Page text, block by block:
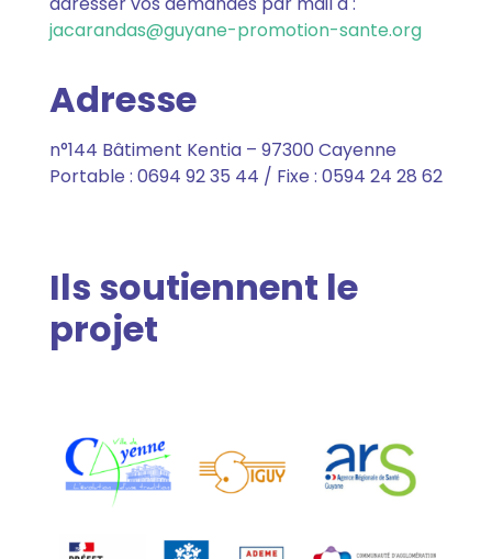
jacarandas@guyane-promotion-sante.org
Adresse
n°144 Bâtiment Kentia – 97300 Cayenne
Portable : 0694 92 35 44 / Fixe : 0594 24 28 62
Ils soutiennent le
projet